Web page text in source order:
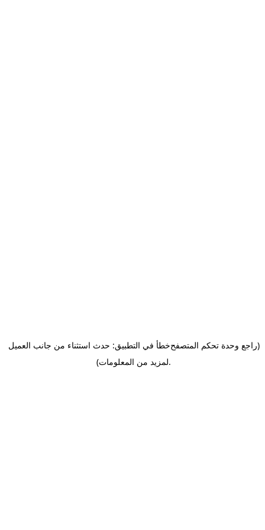
خطأ في التطبيق: حدث استثناء من جانب العميل(راجع وحدة تحكم المتصفح
لمزيد من المعلومات).